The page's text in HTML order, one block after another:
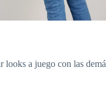
a juego con las